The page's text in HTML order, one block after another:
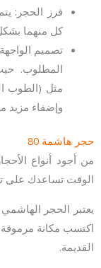
فرز الحجر:
كل منهما
تصميم
المطلوب.
مثل (الطوب
وإضفاء مزيد
حجر هاشمة 80
من أجود أنواع
الوقت تساعدك على
يعتبر الحجر
اكتسب مكانة
القديمة.